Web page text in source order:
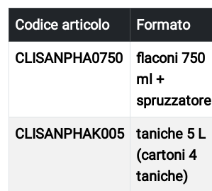
Codice articolo Formato
CLISANPHA0750
flaconi 750
ml +
spruzzatore
CLISANPHAK005
taniche 5 L
(cartoni 4
taniche)